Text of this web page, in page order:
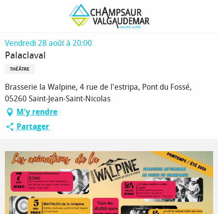
principal
Palaclaval
Vendredi 28 août à 20:00
Palaclaval
THÉÂTRE
Brasserie la Walpine, 4 rue de l'estripa, Pont du Fossé,
05260 Saint-Jean-Saint-Nicolas
M'y rendre
Partager